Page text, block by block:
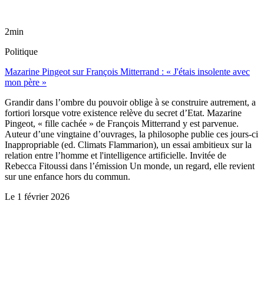
2min
Politique
Mazarine Pingeot sur François Mitterrand : « J'étais insolente avec
mon père »
Grandir dans l’ombre du pouvoir oblige à se construire autrement, a
fortiori lorsque votre existence relève du secret d’Etat. Mazarine
Pingeot, « fille cachée » de François Mitterrand y est parvenue.
Auteur d’une vingtaine d’ouvrages, la philosophe publie ces jours-ci
Inappropriable (ed. Climats Flammarion), un essai ambitieux sur la
relation entre l’homme et l'intelligence artificielle. Invitée de
Rebecca Fitoussi dans l’émission Un monde, un regard, elle revient
sur une enfance hors du commun.
Le 1 février 2026